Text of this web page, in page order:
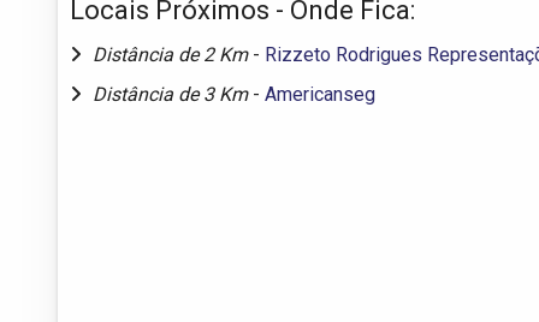
Locais Próximos - Onde Fica:
Distância de 2 Km - Rizzeto Rodrigues
Distância de 3 Km - Americanseg